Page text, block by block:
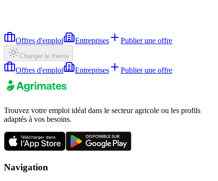
Offres d'emploi Entreprises Publier une offre
Changer le thème
Offres d'emploi Entreprises Publier une offre
Trouvez votre emploi idéal dans le secteur agricole ou les profils
adaptés à vos besoins.
Navigation